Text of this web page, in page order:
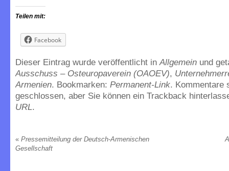
Teilen mit:
Facebook
Dieser Eintrag wurde veröffentlicht inAllgemein und
Ausschuss – Osteuropaverein (OAOEV),
Armenien. Bookmarken: Permanent-Link. Kommentare
geschlossen, aber Sie können ein Trackback
URL.
« Pressemitteilung der Deutsch-Armenischen
Gesellschaft